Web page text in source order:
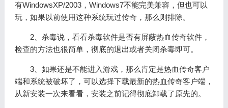
有WindowsXP/2003，Windows7不能完美兼容，但也可以
玩，如果以前使用这种系统玩过传奇，那么则排除。
2、杀毒说，看看杀毒软件是否有屏蔽热血传奇软件，
检查的方法也很简单，彻底的退出或者关闭杀毒即可。
3、如果还是不能进入游戏，那么肯定是热血传奇客户
端和系统被破坏了，可以选择下载最新的热血传奇客户端，
从新安装一次来看看，安装之前记得彻底卸载了原先的。